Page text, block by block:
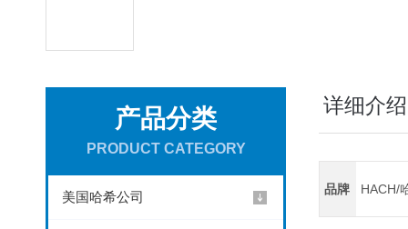
产品分类
PRODUCT CATEGORY
美国哈希公司
详细介绍
品牌 HACH/